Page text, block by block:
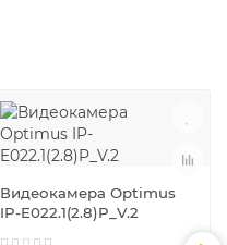
Видеокамера Optimus
IP-E022.1(2.8)P_V.2